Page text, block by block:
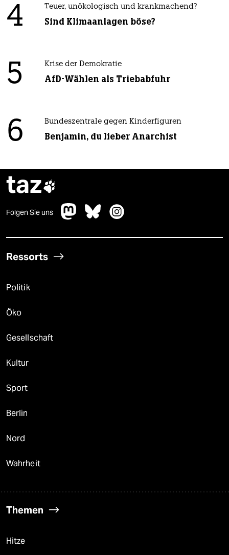
4 Teuer, unökologisch und krankmachend?
Sind Klimaanlagen böse?
5 Krise der Demokratie
AfD-Wählen als Triebabfuhr
6 Bundeszentrale gegen Kinderfiguren
Benjamin, du lieber Anarchist
taz
Folgen Sie uns
Ressorts
Politik
Öko
Gesellschaft
Kultur
Sport
Berlin
Nord
Wahrheit
Themen
Hitze